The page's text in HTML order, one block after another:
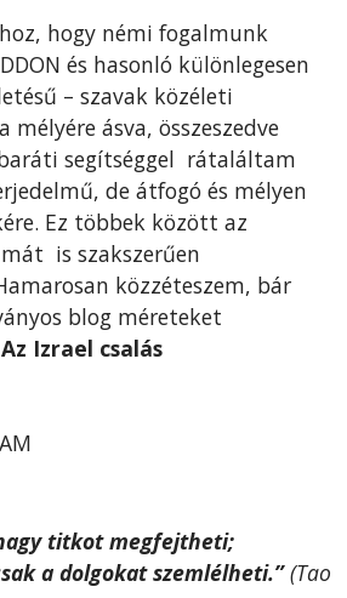
hogy némi fogalmunk
és hasonló különlegesen
– szavak közéleti
ásva, összeszedve
segítséggel rátaláltam
de átfogó és mélyen
Ez többek között az
is szakszerűen
közzéteszem, bár
blog méreteket
Az Izrael csalás
titkot megfejtheti;
a dolgokat szemlélheti.”(Tao